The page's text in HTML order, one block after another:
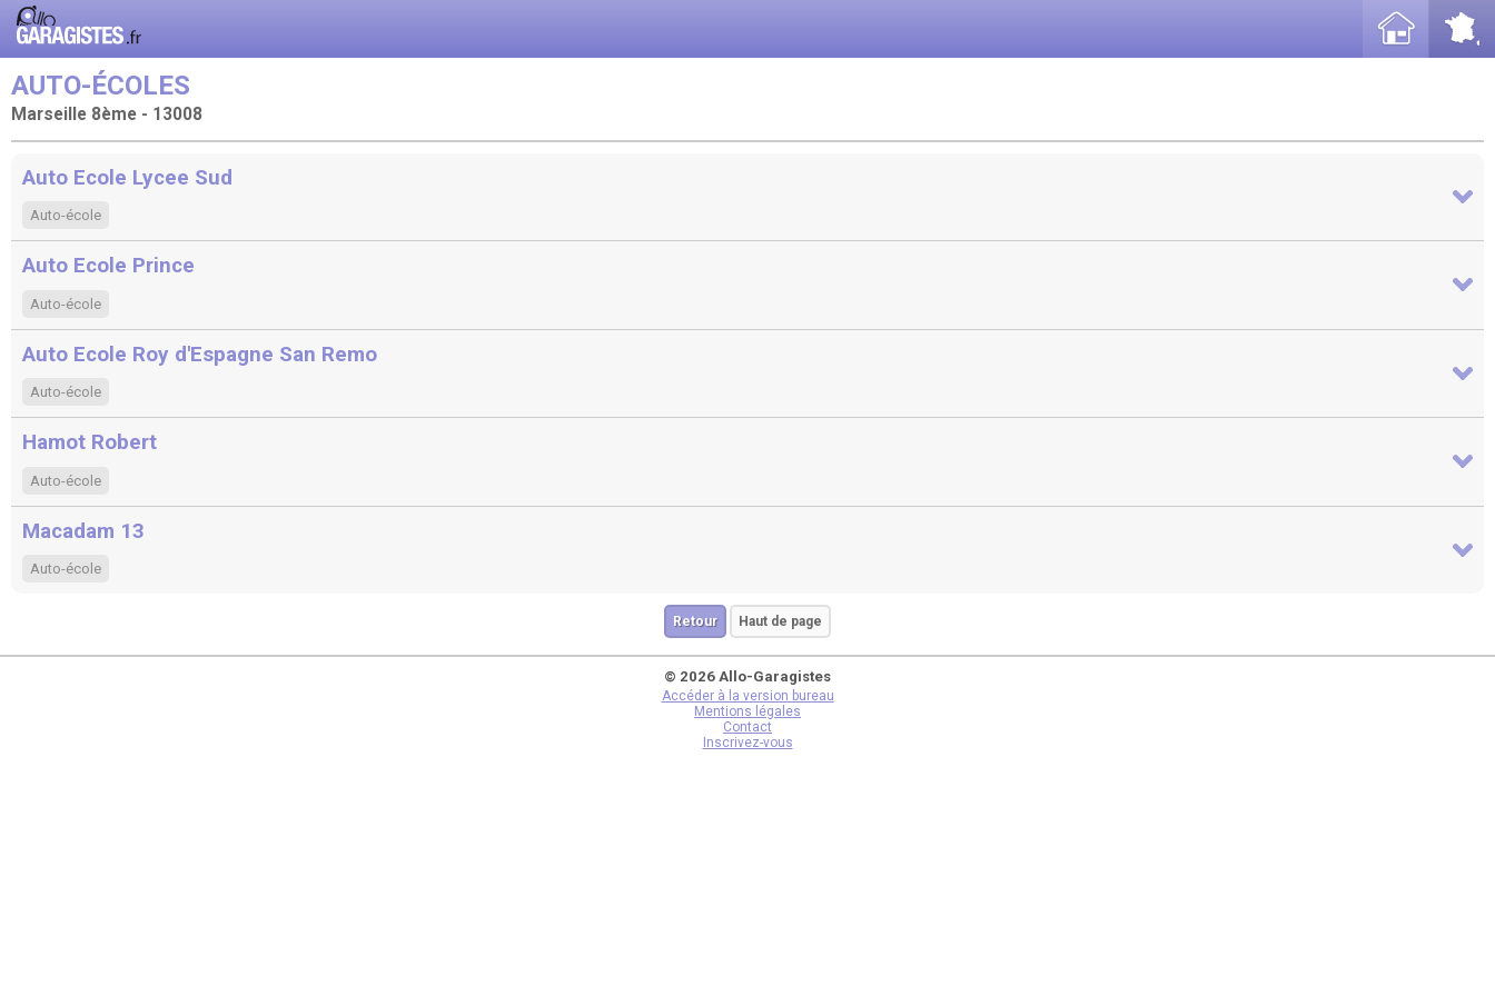
AUTO-ÉCOLES
Marseille 8ème - 13008
Auto Ecole Lycee Sud
Auto-école
Auto Ecole Prince
Auto-école
Auto Ecole Roy d'Espagne San Remo
Auto-école
Hamot Robert
Auto-école
Macadam 13
Auto-école
Retour Haut de page
© 2026 Allo-Garagistes
Accéder à la version bureau
Mentions légales
Contact
Inscrivez-vous